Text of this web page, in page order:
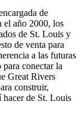
de
el año 2000, los
de St. Louis y
de venta para
a las futuras
conectar la
Great Rivers
construir,
hacer de St. Louis